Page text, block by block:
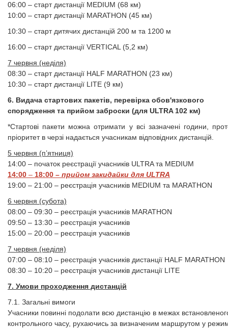
06:00 – старт дистанції MEDIUM (68 км)
10:00 – старт дистанції MARATHON (45 км)
10:30 – старт дитячих дистанцій 200 м та 1200 м
16:00 – старт дистанції VERTICAL (5,2 км)
7 червня (неділя)
08:30 – старт дистанції HALF MARATHON (23 км)
10:30 – старт дистанції LITE (9 км)
6. Видача стартових пакетів, перевірка обов'язкового
спорядження та прийом заброски (для ULTRA 102 км)
*Стартові пакети можна отримати у всі зазначені години,
пріоритет в черзі надається учасникам відповідних дистанцій.
5 червня (п’ятниця)
14:00 – початок реєстрації учасників ULTRA та MEDIUM
14:00 – 18:00 – прийом закидайки для ULTRA
19:00 – 21:00 – реєстрація учасників MEDIUM та MARATHON
6 червня (субота)
08:00 – 09:30 – реєстрація учасників MARATHON
09:50 – 13:30 – реєстрація учасників
15:00 – 20:00 – реєстрація учасників
7 червня (неділя)
07:00 – 08:10 – реєстрація учасників дистанції HALF MARATHON
08:30 – 10:20 – реєстрація учасників дистанції LITE
7. Умови проходження дистанцій
7.1. Загальні вимоги
Учасники повинні подолати всю дистанцію в межах
контрольного часу, рухаючись за визначеним маршрутом у